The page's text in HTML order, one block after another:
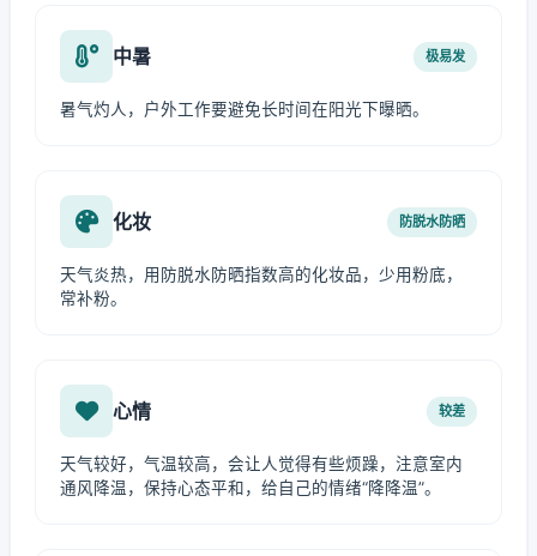
中暑 极易发
暑气灼人，户外工作要避免长时间在阳光下曝晒。
化妆 防脱水防晒
天气炎热，用防脱水防晒指数高的化妆品，少用粉底，
常补粉。
心情 较差
天气较好，气温较高，会让人觉得有些烦躁，注意室内
通风降温，保持心态平和，给自己的情绪“降降温”。